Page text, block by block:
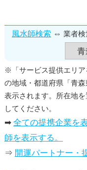
風水師検索 ⇔業者
※「サービス提供エリ
の地域・都道府県「青
表示されます。所在地
してください。
➡全ての提携企業を
師を表示する。
⇒ 開運パートナー・